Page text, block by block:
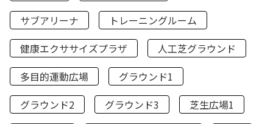
サブアリーナ
トレーニングルーム
健康エクササイズプラザ
人工芝グラウンド
多目的運動広場
グラウンド1
グラウンド2
グラウンド3
芝生広場1